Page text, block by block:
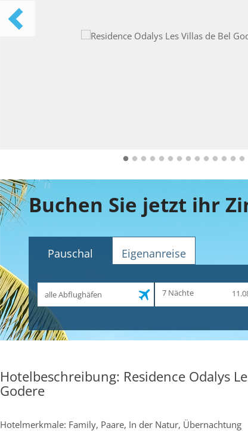
Pauschal Eigenanreise
Zeitraum
7 Nächte
Hotelbeschreibung: Residence Odalys
Godere
Hotelmerkmale: Family, Paare, In der Natur, Übernachtung